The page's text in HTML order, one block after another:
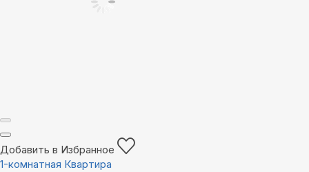
Добавить в Избранное
1-комнатная Квартира